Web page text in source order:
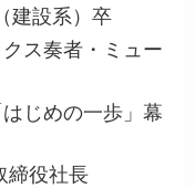
建設系）卒
ス奏者・ミュー
じめの一歩」幕
役社長